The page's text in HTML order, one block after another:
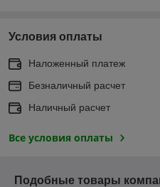
Условия оплаты
Наложенный платеж
Безналичный расчет
Наличный расчет
Все условия оплаты
Подобные товары